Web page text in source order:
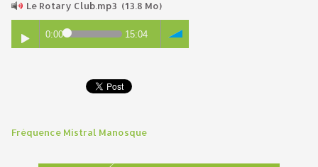
Le Rotary Club.mp3 (13.8 Mo)
0:00 15:04
Fréquence Mistral Manosque